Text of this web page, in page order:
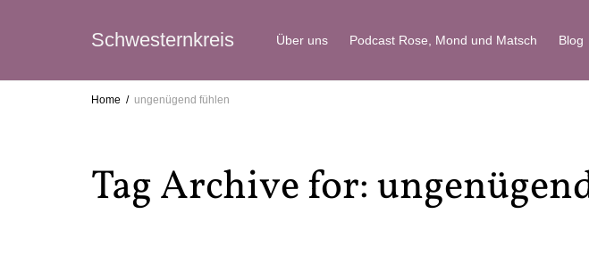
Schwesternkreis Über uns Podcast Rose, Mond und Matsch Blog
Home ungenügend fühlen
Tag Archive for: